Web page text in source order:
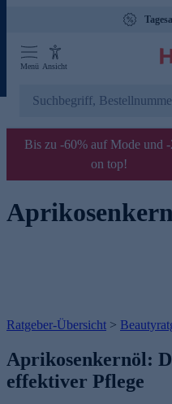
Menü Ansicht
Bis zu -60% auf Mode und
on top!
Ratgeber-Übersicht >
Aprikosenkernöl:
effektiver Pflege